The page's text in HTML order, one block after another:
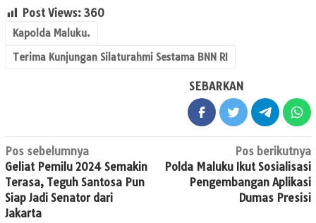
Post Views: 360
Kapolda Maluku.
Terima Kunjungan Silaturahmi Sestama BNN RI
SEBARKAN
Navigasi
pos
Pos sebelumnya
Geliat Pemilu 2024 Semakin
Terasa, Teguh Santosa Pun
Siap Jadi Senator dari
Jakarta
Pos berikutnya
Polda Maluku Ikut Sosialisasi
Pengembangan Aplikasi
Dumas Presisi